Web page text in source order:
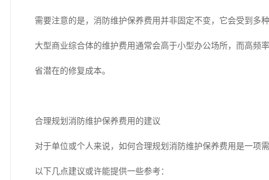
需要注意的是，消防维护保养费用并非固定不变，它会受到多
大型商业综合体的维护费用通常会高于小型办公场所，而高频
省潜在的修复成本。
合理规划消防维护保养费用的建议
对于单位或个人来说，如何合理规划消防维护保养费用是一项
以下几点建议或许能提供一些参考：